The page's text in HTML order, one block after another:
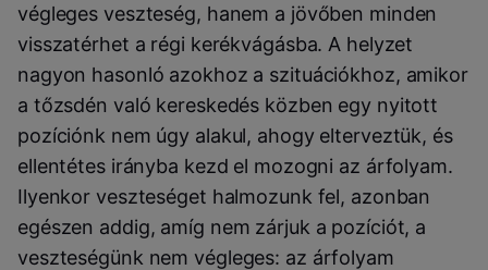
végleges veszteség, hanem a jövőben minden
visszatérhet a régi kerékvágásba. A helyzet
nagyon hasonló azokhoz a szituációkhoz, amikor
a tőzsdén való kereskedés közben egy nyitott
pozíciónk nem úgy alakul, ahogy elterveztük, és
ellentétes irányba kezd el mozogni az árfolyam.
Ilyenkor veszteséget halmozunk fel, azonban
egészen addig, amíg nem zárjuk a pozíciót, a
veszteségünk nem végleges: az árfolyam